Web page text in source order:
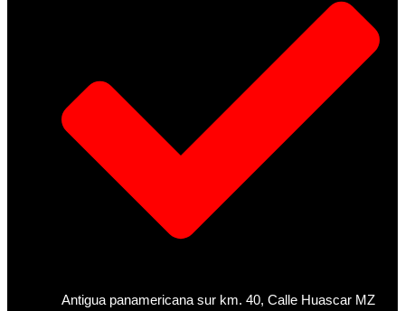
Antigua panamericana sur km. 40, Calle Huascar MZ